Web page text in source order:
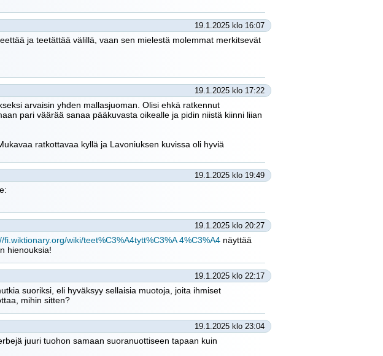
19.1.2025 klo 16:07
ja teetättää välillä, vaan sen mielestä molemmat merkitsevät
19.1.2025 klo 17:22
arvaisin yhden mallasjuoman. Olisi ehkä ratkennut
pari väärää sanaa pääkuvasta oikealle ja pidin niistä kiinni liian
ratkottavaa kyllä ja Lavoniuksen kuvissa oli hyviä
19.1.2025 klo 19:49
19.1.2025 klo 20:27
fi.wiktionary.org/wiki/teet%C3%A4tytt%C3%A 4%C3%A4 näyttää
hienouksia!
19.1.2025 klo 22:17
suoriksi, eli hyväksyy sellaisia muotoja, joita ihmiset
mihin sitten?
19.1.2025 klo 23:04
juuri tuohon samaan suoranuottiseen tapaan kuin